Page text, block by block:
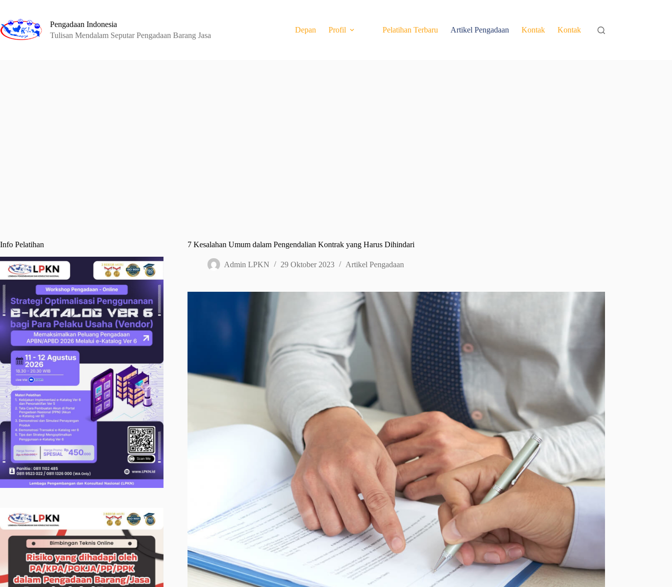
content
Pengadaan Indonesia
Tulisan Mendalam Seputar Pengadaan Barang Jasa
Depan Profil Pelatihan Terbaru Artikel Pengadaan Kontak Kontak
7 Kesalahan Umum dalam Pengendalian Kontrak yang Harus Dihindari
Admin LPKN 29 Oktober 2023 Artikel Pengadaan
Info Pelatihan